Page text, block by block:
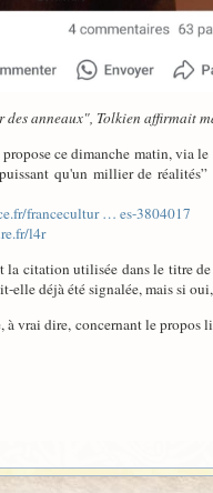
des anneaux", Tolkien affirmait
ce dimanche matin, via
qu'un millier de
francecultur … es-3804017
l4r
la citation utilisée dans le titre
elle déjà été signalée, mais si
à vrai dire, concernant le